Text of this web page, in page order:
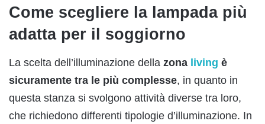
Come scegliere la lampada più
adatta per il soggiorno
La scelta dell’illuminazione della zona living è
sicuramente tra le più complesse, in quanto in
questa stanza si svolgono attività diverse tra loro,
che richiedono differenti tipologie d’illuminazione. In